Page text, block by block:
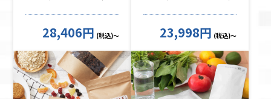
28,406円 (税込)～ 23,998円 (税込)～